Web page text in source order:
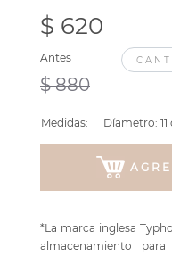
$ 620
Antes
$ 880
Medidas: Díametro:
*La marca inglesa
almacenamiento